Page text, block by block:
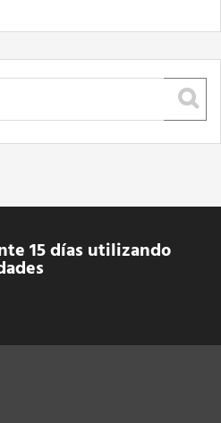
15 días utilizando